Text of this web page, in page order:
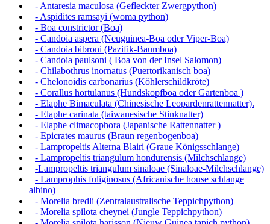
- Antaresia maculosa (Gefleckter Zwergpython)
- Aspidites ramsayi (woma python)
- Boa constrictor (Boa)
- Candoia aspera (Neuguinea-Boa oder Viper-Boa)
- Candoia bibroni (Pazifik-Baumboa)
- Candoia paulsoni ( Boa von der Insel Salomon)
- Chilabothrus inornatus (Puertorikanisch boa)
- Chelonoidis carbonarius (Köhlerschildkröte)
- Corallus hortulanus (Hundskopfboa oder Gartenboa )
- Elaphe Bimaculata (Chinesische Leopardenrattennatter).
- Elaphe carinata (taiwanesische Stinknatter)
- Elaphe climacophora (Japanische Rattennatter )
- Epicrates maurus (Braun regenbogenboa)
- Lampropeltis Alterna Blairi (Graue Königsschlange)
- Lampropeltis triangulum hondurensis (Milchschlange)
-Lampropeltis triangulum sinaloae (Sinaloae-Milchschlange)
- Lamprophis fuliginosus (Africanische house schlange
albino)
- Morelia bredli (Zentralaustralische Teppichpython)
- Morelia spilota cheynei (Jungle Teppichpython)